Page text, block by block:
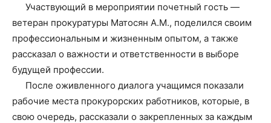
⠀⠀Участвующий в мероприятии почетный гость —
ветеран прокуратуры Матосян А.М., поделился своим
профессиональным и жизненным опытом, а также
рассказал о важности и ответственности в выборе
будущей профессии.
⠀⠀После оживленного диалога учащимся показали
рабочие места прокурорских работников, которые, в
свою очередь, рассказали о закрепленных за каждым